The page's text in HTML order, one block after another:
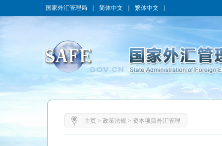
国家外汇管理局 简体中文 繁体中文
主页> 政策法规> 资本项目外汇管理